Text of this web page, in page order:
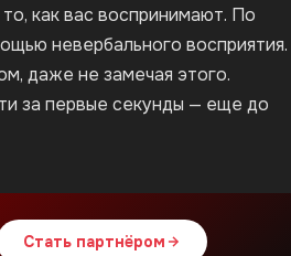
как вас воспринимают. По
невербального восприятия.
даже не замечая этого.
за первые секунды — еще до
Стать партнёром